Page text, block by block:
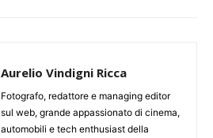
Aurelio Vindigni Ricca
Fotografo, redattore e managing editor
sul web, grande appassionato di cinema,
automobili e tech enthusiast della